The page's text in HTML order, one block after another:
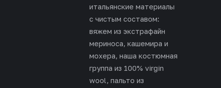
итальянские материалы
с чистым составом:
вяжем из экстрафайн
мериноса, кашемира и
мохера, наша костюмная
группа из 100% virgin
wool, пальто из